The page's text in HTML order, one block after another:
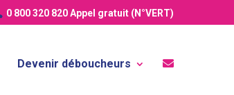
0 800 320 820Appel gratuit (N°VERT)
Devenir déboucheurs